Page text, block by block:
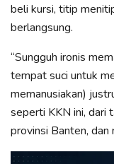
beli kursi, titip
berlangsung.
“Sungguh ironis
tempat suci untuk
memanusiakan)
seperti KKN ini, dari
provinsi Banten, dan